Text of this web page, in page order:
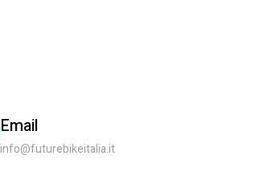
Email
info@futurebikeitalia.it